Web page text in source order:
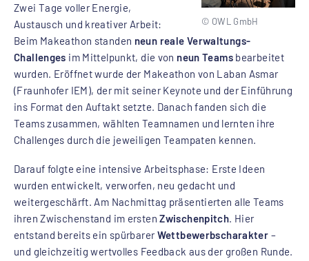
© OWL GmbH
Zwei Tage voller Energie,
Austausch und kreativer Arbeit:
Beim Makeathon standen neun reale Verwaltungs-
Challenges im Mittelpunkt, die von neun Teamsbearbeitet
wurden. Eröffnet wurde der Makeathon von Laban Asmar
(Fraunhofer IEM), der mit seiner Keynote und der Einführung
ins Format den Auftakt setzte. Danach fanden sich die
Teams zusammen, wählten Teamnamen und lernten ihre
Challenges durch die jeweiligen Teampaten kennen.
Darauf folgte eine intensive Arbeitsphase: Erste Ideen
wurden entwickelt, verworfen, neu gedacht und
weitergeschärft. Am Nachmittag präsentierten alle Teams
ihren Zwischenstand im erstenZwischenpitch. Hier
entstand bereits ein spürbarerWettbewerbscharakter –
und gleichzeitig wertvolles Feedback aus der großen Runde.